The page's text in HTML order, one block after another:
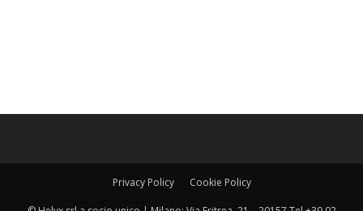
Privacy Policy Cookie Policy